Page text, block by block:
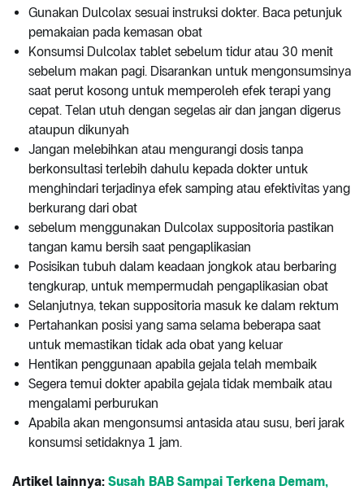
Gunakan Dulcolax sesuai instruksi dokter. Baca petunjuk
pemakaian pada kemasan obat
Konsumsi Dulcolax tablet sebelum tidur atau 30 menit
sebelum makan pagi. Disarankan untuk mengonsumsinya
saat perut kosong untuk memperoleh efek terapi yang
cepat. Telan utuh dengan segelas air dan jangan digerus
ataupun dikunyah
Jangan melebihkan atau mengurangi dosis tanpa
berkonsultasi terlebih dahulu kepada dokter untuk
menghindari terjadinya efek samping atau efektivitas yang
berkurang dari obat
sebelum menggunakan Dulcolax suppositoria pastikan
tangan kamu bersih saat pengaplikasian
Posisikan tubuh dalam keadaan jongkok atau berbaring
tengkurap, untuk mempermudah pengaplikasian obat
Selanjutnya, tekan suppositoria masuk ke dalam rektum
Pertahankan posisi yang sama selama beberapa saat
untuk memastikan tidak ada obat yang keluar
Hentikan penggunaan apabila gejala telah membaik
Segera temui dokter apabila gejala tidak membaik atau
mengalami perburukan
Apabila akan mengonsumsi antasida atau susu, beri jarak
konsumsi setidaknya 1 jam.
Artikel lainnya: Susah BAB Sampai Terkena Demam,